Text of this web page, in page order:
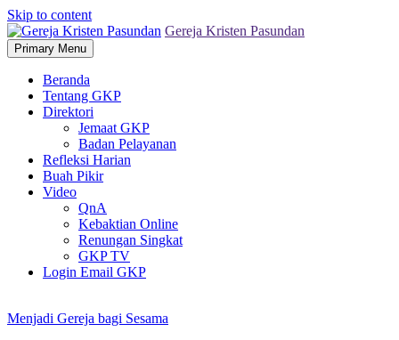
Skip to content
Gereja Kristen Pasundan
Primary Menu
Beranda
Tentang GKP
Direktori
Jemaat GKP
Badan Pelayanan
Refleksi Harian
Buah Pikir
Video
QnA
Kebaktian Online
Renungan Singkat
GKP TV
Login Email GKP
Menjadi Gereja bagi Sesama